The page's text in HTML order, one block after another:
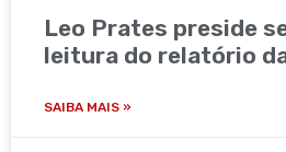
Leo Prates preside
leitura do relatório
SAIBA MAIS »